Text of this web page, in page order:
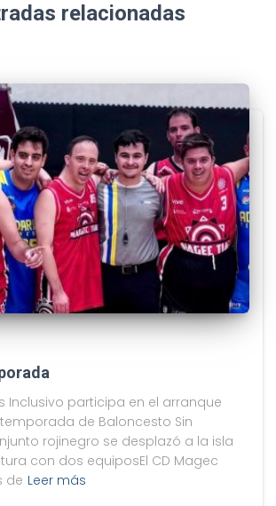
relacionadas
Inclusivo participa en el arranque
de Baloncesto Sin
rojinegro se desplazó a la isla
con dos equiposEl CD Magec
de Leer más